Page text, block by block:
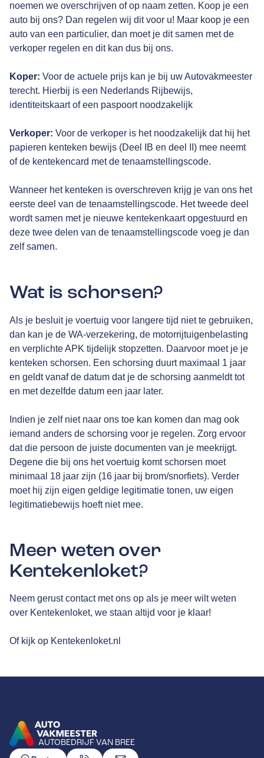
noemen we overschrijven of op naam zetten. Koop je een
auto bij ons? Dan regelen wij dit voor u! Maar koop je een
auto van een particulier, dan moet je dit samen met de
verkoper regelen en dit kan dus bij ons.
Koper: Voor de actuele prijs kan je bij uw Autovakmeester
terecht. Hierbij is een Nederlands Rijbewijs,
identiteitskaart of een paspoort noodzakelijk
Verkoper: Voor de verkoper is het noodzakelijk dat hij het
papieren kenteken bewijs (Deel IB en deel II) mee neemt
of de kentekencard met de tenaamstellingscode.
Wanneer het kenteken is overschreven krijg je van ons het
eerste deel van de tenaamstellingscode. Het tweede deel
wordt samen met je nieuwe kentekenkaart opgestuurd en
deze twee delen van de tenaamstellingscode voeg je dan
zelf samen.
Wat is schorsen?
Als je besluit je voertuig voor langere tijd niet te gebruiken,
dan kan je de WA-verzekering, de motorrijtuigenbelasting
en verplichte APK tijdelijk stopzetten. Daarvoor moet je je
kenteken schorsen. Een schorsing duurt maximaal 1 jaar
en geldt vanaf de datum dat je de schorsing aanmeldt tot
en met dezelfde datum een jaar later.
Indien je zelf niet naar ons toe kan komen dan mag ook
iemand anders de schorsing voor je regelen. Zorg ervoor
dat die persoon de juiste documenten van je meekrijgt.
Degene die bij ons het voertuig komt schorsen moet
minimaal 18 jaar zijn (16 jaar bij brom/snorfiets). Verder
moet hij zijn eigen geldige legitimatie tonen, uw eigen
legitimatiebewijs hoeft niet mee.
Meer weten over
Kentekenloket?
Neem gerust contact met ons op als je meer wilt weten
over Kentekenloket, we staan altijd voor je klaar!
Of kijk op Kentekenloket.nl
AUTOBEDRIJF VAN BREE
GA NAAR DE HOMEPAGINA